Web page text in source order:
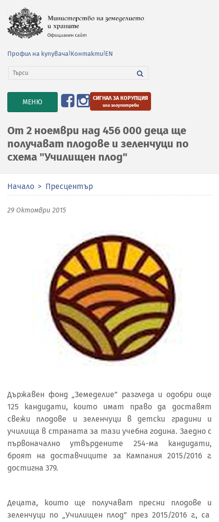
Профил на купувача Контакти EN
TOGGLE
NAVIGATION
МЕНЮ СИГНАЛ ЗА КОРУПЦИЯ
или злоупотреби
От 2 ноември над 456 000 деца ще
получават плодове и зеленчуци по
схема "Училищен плод"
Начало Пресцентър
29 Октомври 2015
Държавен фонд „Земеделие” разгледа и одобри още
125 кандидати, които имат право да доставят
свежи плодове и зеленчуци в детски градини и
училища в страната за тази учебна година. Заедно с
първоначално утвърдените 254-ма кандидати,
броят на доставчиците за Кампания 2015/2016 г.
достигна 379.
Децата, които ще получават пресни плодове и
зеленчуци по „Училищен плод” през 2015/2016 г., са